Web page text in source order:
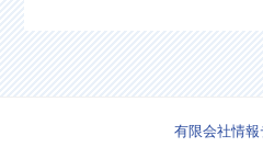
有限会社情報